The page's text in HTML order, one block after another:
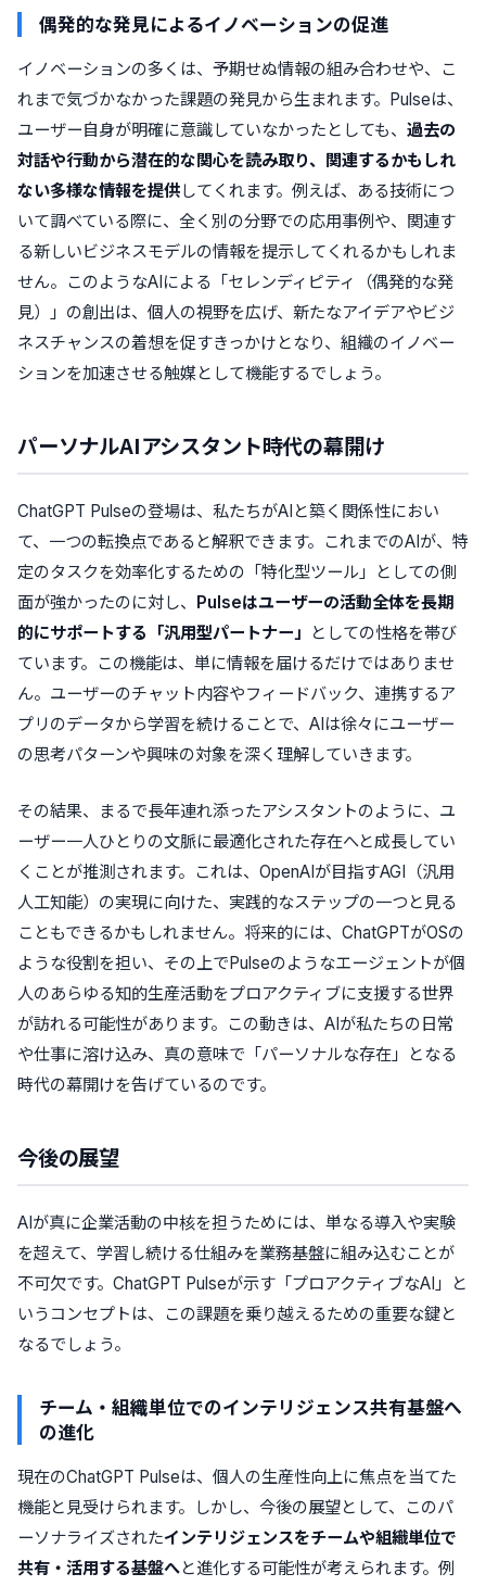
偶発的な発見によるイノベーションの促進
イノベーションの多くは、予期せぬ情報の組み合わせや、こ
れまで気づかなかった課題の発見から生まれます。Pulseは、
ユーザー自身が明確に意識していなかったとしても、 過去の
対話や行動から潜在的な関心を読み取り、関連するかもしれ
ない多様な情報を提供してくれます。例えば、ある技術につ
いて調べている際に、全く別の分野での応用事例や、関連す
る新しいビジネスモデルの情報を提示してくれるかもしれま
せん。このようなAIによる「セレンディピティ（偶発的な発
見）」の創出は、個人の視野を広げ、新たなアイデアやビジ
ネスチャンスの着想を促すきっかけとなり、組織のイノベー
ションを加速させる触媒として機能するでしょう。
パーソナルAIアシスタント時代の幕開け
ChatGPT Pulseの登場は、私たちがAIと築く関係性におい
て、一つの転換点であると解釈できます。これまでのAIが、特
定のタスクを効率化するための「特化型ツール」としての側
面が強かったのに対し、
Pulseはユーザーの活動全体を長期
的にサポートする「汎用型パートナー」
としての性格を帯び
ています。この機能は、単に情報を届けるだけではありませ
ん。ユーザーのチャット内容やフィードバック、連携するア
プリのデータから学習を続けることで、AIは徐々にユーザー
の思考パターンや興味の対象を深く理解していきます。
その結果、まるで長年連れ添ったアシスタントのように、ユ
ーザー一人ひとりの文脈に最適化された存在へと成長してい
くことが推測されます。これは、OpenAIが目指すAGI（汎用
人工知能）の実現に向けた、実践的なステップの一つと見る
こともできるかもしれません。将来的には、ChatGPTがOSの
ような役割を担い、その上でPulseのようなエージェントが個
人のあらゆる知的生産活動をプロアクティブに支援する世界
が訪れる可能性があります。この動きは、AIが私たちの日常
や仕事に溶け込み、真の意味で「パーソナルな存在」となる
時代の幕開けを告げているのです。
今後の展望
AIが真に企業活動の中核を担うためには、単なる導入や実験
を超えて、学習し続ける仕組みを業務基盤に組み込むことが
不可欠です。ChatGPT Pulseが示す「プロアクティブなAI」と
いうコンセプトは、この課題を乗り越えるための重要な鍵と
なるでしょう。
チーム・組織単位でのインテリジェンス共有基盤へ
の進化
現在のChatGPT Pulseは、個人の生産性向上に焦点を当てた
機能と見受けられます。しかし、今後の展望として、このパ
ーソナライズされたインテリジェンスをチームや組織単位で
共有・活用する基盤へと進化する可能性が考えられます。例